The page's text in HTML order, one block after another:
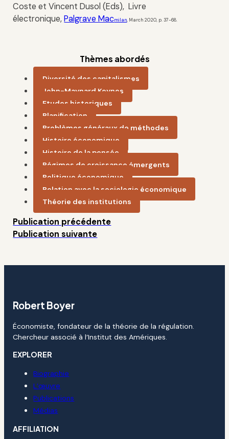
Coste et Vincent Dusol (Eds), Livre
électronique,Palgrave Macmilan, March 2020, p. 37-68.
Thèmes abordés
Diversité des capitalismes
John-Maynard Keynes
Etudes historiques
Planification
Problèmes généraux de méthodes
Histoire économique
Histoire de la pensée
Régimes de croissance émergents
Politique économique
Relation avec la sociologie économique
Théorie des institutions
Publication précédente
Publication suivante
Robert Boyer
Économiste, fondateur de la théorie de la régulation.
Chercheur associé à l’Institut des Amériques.
EXPLORER
Biographie
L’œuvre
Publications
Médias
AFFILIATION